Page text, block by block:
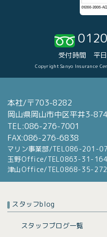
受付時間 平
Copyright Sanyo Insurance
本社/〒703-8282
岡山県岡山市中区平井3-
TEL:086-276-7001
FAX:086-276-6838
マリン事業部/TEL086-201-
玉野Office/TEL0863-31-
津山Office/TEL0868-35-
スタッフblog
スタッフブログ一覧